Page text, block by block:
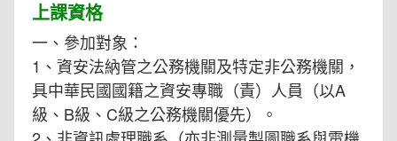
上課資格
一、參加對象：
1、資安法納管之公務機關及特定非公務機關，
具中華民國國籍之資安專職（責）人員（以A
級、B級、C級之公務機關優先）。